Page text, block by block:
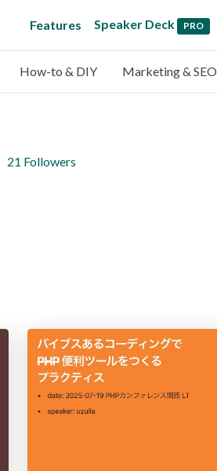
Features Speaker Deck PRO
How-to & DIY Marketing & SEO
21 Followers